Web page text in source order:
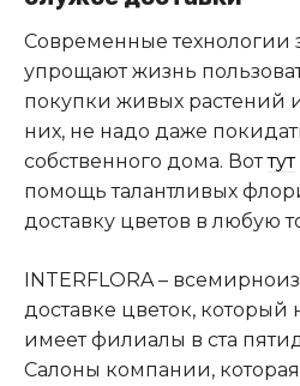
Современные технологии
упрощают жизнь
покупки живых растений
них, не надо даже
собственного дома. Воттут
помощь талантливых
доставку цветов в любую
INTERFLORA –
доставке цветок,
имеет филиалы в ста
Салоны компании,